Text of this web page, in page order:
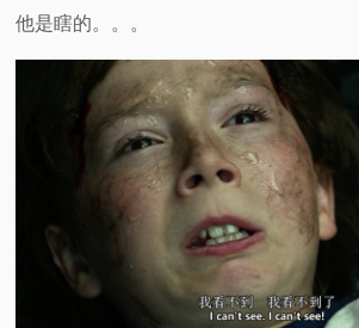
他是瞎的。。。